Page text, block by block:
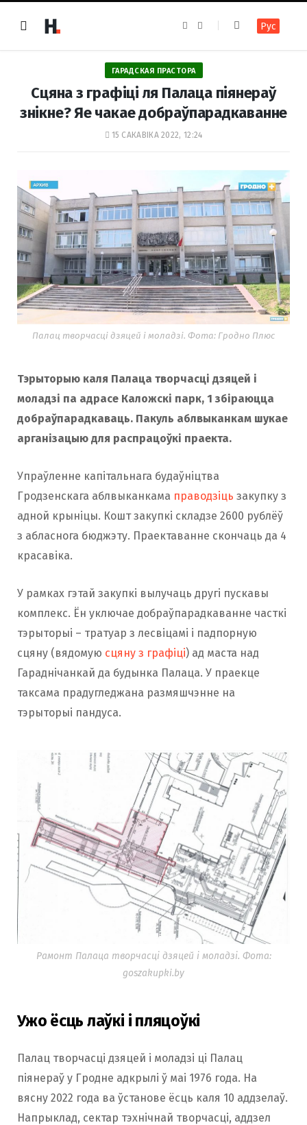
e
b
o
o
k
t
a
r
a
m
Рус
ГАРАДСКАЯ ПРАСТОРА
Сцяна з графіці ля Палаца піянераў
знікне? Яе чакае добраўпарадкаванне
15 САКАВІКА 2022, 12:24
Палац творчасці дзяцей і моладзі. Фота: Гродно Плюс
Тэрыторыю каля Палаца творчасці дзяцей і
моладзі па адрасе Каложскі парк, 1 збіраюцца
добраўпарадкаваць. Пакуль аблвыканкам шукае
арганізацыю для распрацоўкі праекта.
Упраўленне капітальнага будаўніцтва
Гродзенскага аблвыканкама праводзіць закупку з
адной крыніцы. Кошт закупкі складзе 2600 рублёў
з абласнога бюджэту. Праектаванне скончаць да 4
красавіка.
У рамках гэтай закупкі вылучаць другі пускавы
комплекс. Ён уключае добраўпарадкаванне часткі
тэрыторыі – тратуар з лесвіцамі і падпорную
сцяну (вядомую сцяну з графіці) ад маста над
Гараднічанкай да будынка Палаца. У праекце
таксама прадугледжана размяшчэнне на
тэрыторыі пандуса.
Рамонт Палаца творчасці дзяцей і моладзі. Фота:
goszakupki.by
Ужо ёсць лаўкі і пляцоўкі
Палац творчасці дзяцей і моладзі ці Палац
піянераў у Гродне адкрылі ў маі 1976 года. На
вясну 2022 года ва ўстанове ёсць каля 10 аддзелаў.
Напрыклад, сектар тэхнічнай творчасці, аддзел